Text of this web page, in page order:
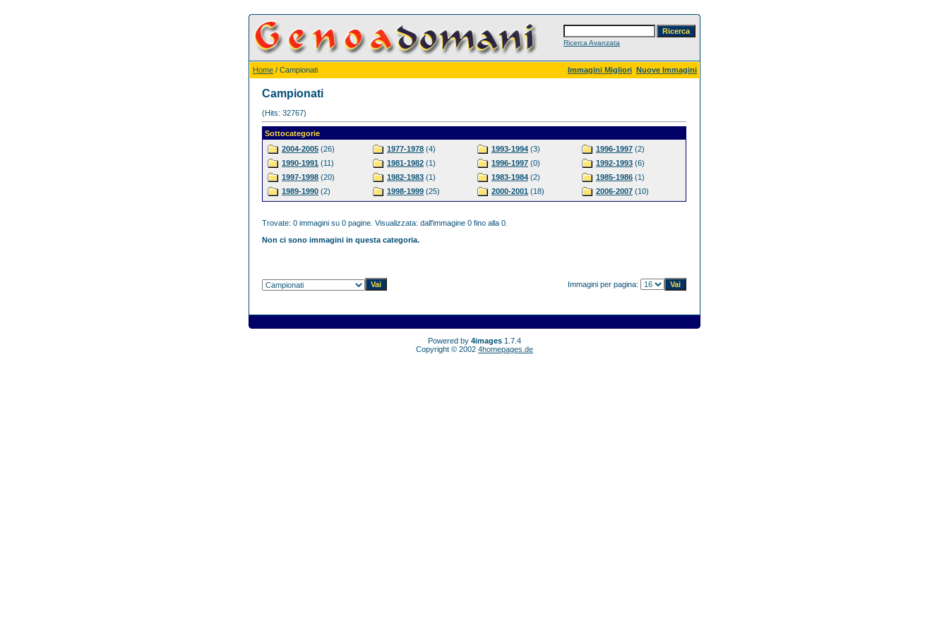
Ricerca Avanzata
Home / Campionati Immagini Migliori Nuove Immagini
Campionati
(Hits: 32767)
Sottocategorie
2004-2005 (26)
1990-1991 (11)
1997-1998 (20)
1989-1990 (2)
1977-1978 (4)
1981-1982 (1)
1982-1983 (1)
1998-1999 (25)
1993-1994 (3)
1996-1997 (0)
1983-1984 (2)
2000-2001 (18)
1996-1997 (2)
1992-1993 (6)
1985-1986 (1)
2006-2007 (10)
Trovate: 0 immagini su 0 pagine. Visualizzata: dall'immagine 0 fino alla 0.
Non ci sono immagini in questa categoria.
Immagini per pagina:
Powered by 4images 1.7.4
Copyright © 2002 4homepages.de